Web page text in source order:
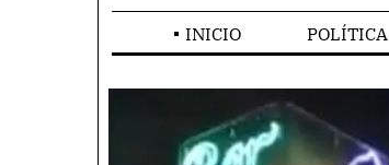
INICIO POLÍTICA